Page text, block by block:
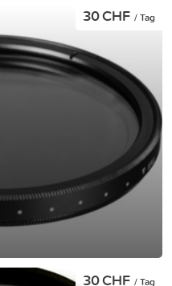
30 CHF / Tag
30 CHF / Tag